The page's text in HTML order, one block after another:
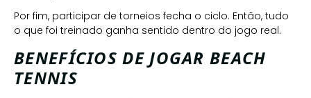
Por fim, participar de torneios fecha o ciclo. Então, tudo
o que foi treinado ganha sentido dentro do jogo real.
BENEFÍCIOS DE JOGAR BEACH
TENNIS